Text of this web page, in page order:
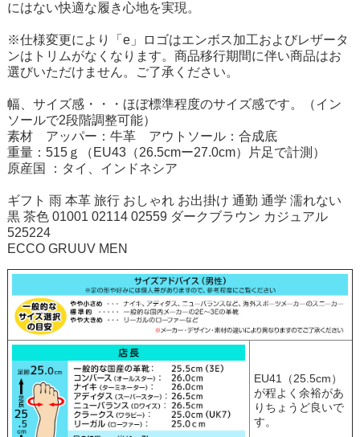
にはない快適な履き心地を実現。
※仕様変更により「e」ロゴはエンボス加工およびレザータ
ンはトリムがなくなります。商品移行期間に伴い商品はお
選びいただけません。ご了承ください。
幅、サイズ感・・・ほぼ標準程度のサイズ感です。（イン
ソールで2段階調整可能）
素材 アッパー：牛革 アウトソール：合成底
重量：515ｇ（EU43（26.5cmー27.0cm）片足で計測）
原産国 ：タイ、インドネシア
ギフト 雨 本革 旅行 おしゃれ お出掛け 通勤 通学 濡れない
黒 茶色 01001 02114 02559 ダークブラウン カジュアル
525224
ECCO GRUUV MEN
EU41（25.5cm）
が程よく余裕があ
りちょうど良いで
す。